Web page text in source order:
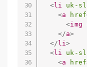
<li uk-
<a href
<img
</a>
</ li>
<li uk-
<a href